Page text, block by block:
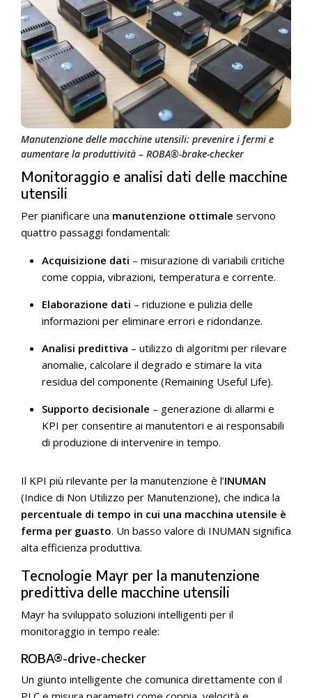
Manutenzione delle macchine utensili: prevenire i fermi e
aumentare la produttività – ROBA®-brake-checker
Monitoraggio e analisi dati delle macchine
utensili
Per pianificare una manutenzione ottimale servono
quattro passaggi fondamentali:
Acquisizione dati – misurazione di variabili critiche
come coppia, vibrazioni, temperatura e corrente.
Elaborazione dati – riduzione e pulizia delle
informazioni per eliminare errori e ridondanze.
Analisi predittiva – utilizzo di algoritmi per rilevare
anomalie, calcolare il degrado e stimare la vita
residua del componente (Remaining Useful Life).
Supporto decisionale – generazione di allarmi e
KPI per consentire ai manutentori e ai responsabili
di produzione di intervenire in tempo.
Il KPI più rilevante per la manutenzione è l’INUMAN
(Indice di Non Utilizzo per Manutenzione), che indica la
percentuale di tempo in cui una macchina utensile è
ferma per guasto. Un basso valore di INUMAN significa
alta efficienza produttiva.
Tecnologie Mayr per la manutenzione
predittiva delle macchine utensili
Mayr ha sviluppato soluzioni intelligenti per il
monitoraggio in tempo reale:
ROBA®-drive-checker
Un giunto intelligente che comunica direttamente con il